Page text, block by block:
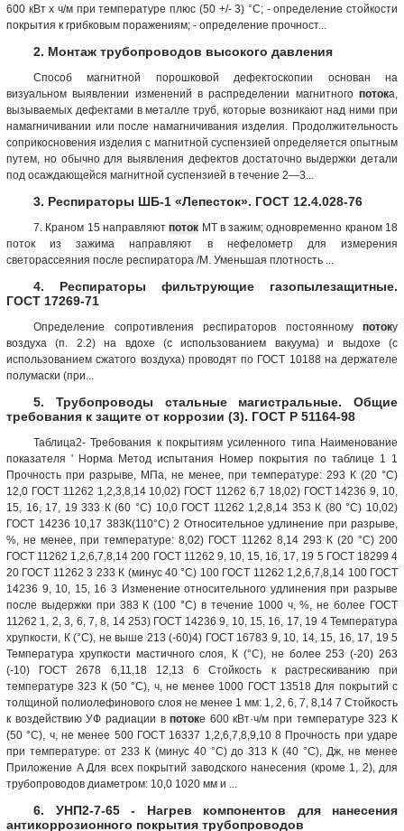
600 кВт x ч/м при температуре плюс (50 +/- 3) °C; - определение стойкости
покрытия к грибковым поражениям; - определение прочност...
2. Монтаж трубопроводов высокого давления
Способ магнитной порошковой дефектоскопии основан на
визуальном выявлении изменений в распределении магнитного потока,
вызываемых дефектами в металле труб, которые возникают над ними при
намагничивании или после намагничивания изделия. Продолжительность
соприкосновения изделия с магнитной суспензией определяется опытным
путем, но обычно для выявления дефектов достаточно выдержки детали
под осаждающейся магнитной суспензией в течение 2—3...
3. Респираторы ШБ-1 «Лепесток». ГОСТ 12.4.028-76
7. Краном 15 направляютпоток МТ в зажим; одновременно краном 18
поток из зажима направляют в нефелометр для измерения
светорассеяния после респиратора /М. Уменьшая плотность ...
4. Респираторы фильтрующие газопылезащитные.
ГОСТ 17269-71
Определение сопротивления респираторов постоянному потоку
воздуха (п. 2.2) на вдохе (с использованием вакуума) и выдохе (с
использованием сжатого воздуха) проводят по ГОСТ 10188 на держателе
полумаски (при...
5. Трубопроводы стальные магистральные. Общие
требования к защите от коррозии (3). ГОСТ Р 51164-98
Таблица2- Требования к покрытиям усиленного типа Наименование
показателя ' Норма Метод испытания Номер покрытия по таблице 1 1
Прочность при разрыве, МПа, не менее, при температуре: 293 К (20 °С)
12,0 ГОСТ 11262 1,2,3,8,14 10,02) ГОСТ 11262 6,7 18,02) ГОСТ 14236 9, 10,
15, 16, 17, 19 333 К (60 °С) 10,0 ГОСТ 11262 1,2,8,14 353 К (80 °С) 10,02)
ГОСТ 14236 10,17 383К(110°С) 2 Относительное удлинение при разрыве,
%, не менее, при температуре: 8,02) ГОСТ 11262 8,14 293 К (20 °С) 200
ГОСТ 11262 1,2,6,7,8,14 200 ГОСТ 11262 9, 10, 15, 16, 17, 19 5 ГОСТ 18299 4
20 ГОСТ 11262 3 233 К (минус 40 °С) 100 ГОСТ 11262 1,2,6,7,8,14 100 ГОСТ
14236 9, 10, 15, 16 3 Изменение относительного удлинения при разрыве
после выдержки при 383 К (100 °С) в течение 1000 ч, %, не более ГОСТ
11262 1, 2, 3, 6, 7, 8, 14 253) ГОСТ 14236 9, 10, 15, 16, 17, 19 4 Температура
хрупкости, К (°С), не выше 213 (-60)4) ГОСТ 16783 9, 10, 14, 15, 16, 17, 19 5
Температура хрупкости мастичного слоя, К (°С), не более 253 (-20) 263
(-10) ГОСТ 2678 6,11,18 12,13 6 Стойкость к растрескиванию при
температуре 323 К (50 °С), ч, не менее 1000 ГОСТ 13518 Для покрытий с
толщиной полиолефинового слоя не менее 1 мм: 1, 2, 6, 7, 8,14 7 Стойкость
к воздействию УФ радиации впотоке 600 кВт·ч/м при температуре 323 К
(50 °С), ч, не менее 500 ГОСТ 16337 1,2,6,7,8,9,10 8 Прочность при ударе
при температуре: от 233 К (минус 40 °С) до 313 К (40 °С), Дж, не менее
Приложение A Для всех покрытий заводского нанесения (кроме 1, 2), для
трубопроводов диаметром: 10,0 1020 мм и ...
6. УНП2-7-65 - Нагрев компонентов для нанесения
антикоррозионного покрытия трубопроводов